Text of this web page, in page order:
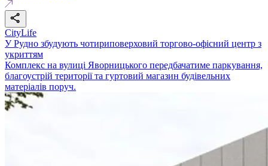
CityLife
У Рудно збудують чотириповерховий торгово-офісний центр з
укриттям
Комплекс на вулиці Яворницького передбачатиме паркування,
благоустрій території та гуртовий магазин будівельних
матеріалів поруч.